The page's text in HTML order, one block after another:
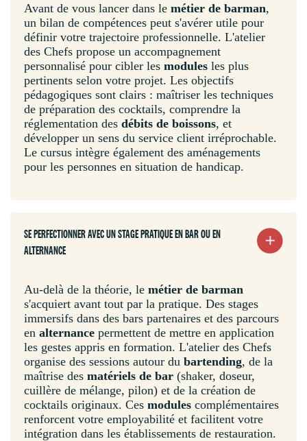
Avant de vous lancer dans le métier de barman,
un bilan de compétences peut s'avérer utile pour
définir votre trajectoire professionnelle. L'atelier
des Chefs propose un accompagnement
personnalisé pour cibler les modules les plus
pertinents selon votre projet. Les objectifs
pédagogiques sont clairs : maîtriser les techniques
de préparation des cocktails, comprendre la
réglementation des débits de boissons, et
développer un sens du service client irréprochable.
Le cursus intègre également des aménagements
pour les personnes en situation de handicap.
SE PERFECTIONNER AVEC UN STAGE PRATIQUE EN BAR OU EN
ALTERNANCE
Au-delà de la théorie, le métier de barman
s'acquiert avant tout par la pratique. Des stages
immersifs dans des bars partenaires et des parcours
en alternance permettent de mettre en application
les gestes appris en formation. L'atelier des Chefs
organise des sessions autour du bartending, de la
maîtrise des matériels de bar (shaker, doseur,
cuillère de mélange, pilon) et de la création de
cocktails originaux. Ces modules complémentaires
renforcent votre employabilité et facilitent votre
intégration dans les établissements de restauration.